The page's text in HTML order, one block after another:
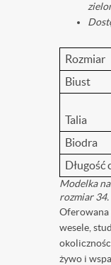
Rozmiar
Biust
Talia
Biodra
Długość
Modelka
rozmiar 34.
Oferowana
wesele,
żywo i